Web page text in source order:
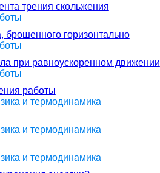
трения скольжения
горизонтально
при равноускоренном движении
работы
и термодинамика
и термодинамика
и термодинамика